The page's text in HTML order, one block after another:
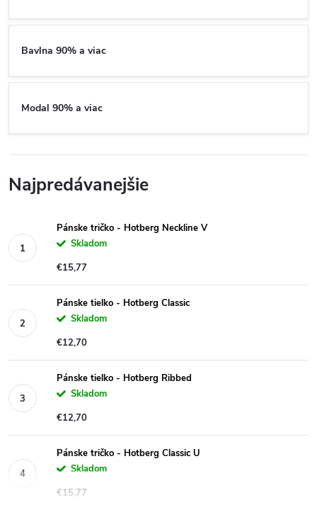
Bavlna 90% a viac
Modal 90% a viac
Najpredávanejšie
Pánske tričko - Hotberg Neckline V
Skladom
€15,77
Pánske tielko - Hotberg Classic
Skladom
€12,70
Pánske tielko - Hotberg Ribbed
Skladom
€12,70
Pánske tričko - Hotberg Classic U
Skladom
€15,77